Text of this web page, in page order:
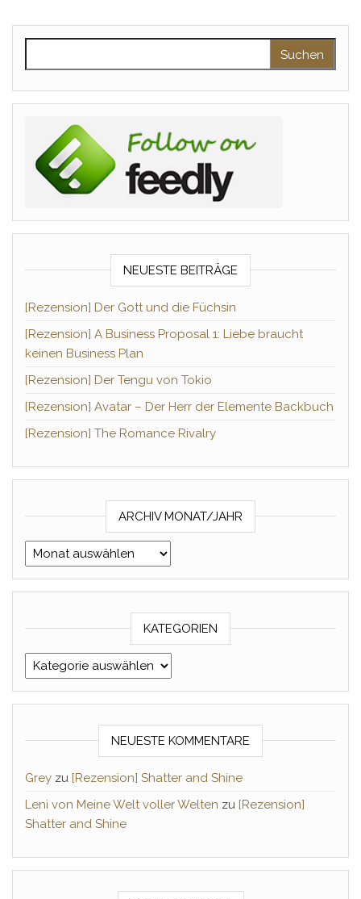
NEUESTE BEITRÄGE
[Rezension] Der Gott und die Füchsin
[Rezension] A Business Proposal 1: Liebe braucht
keinen Business Plan
[Rezension] Der Tengu von Tokio
[Rezension] Avatar – Der Herr der Elemente Backbuch
[Rezension] The Romance Rivalry
ARCHIV MONAT/JAHR
Archiv Monat/Jahr
KATEGORIEN
Kategorien
NEUESTE KOMMENTARE
Grey zu [Rezension] Shatter and Shine
Leni von Meine Welt voller Welten zu [Rezension]
Shatter and Shine